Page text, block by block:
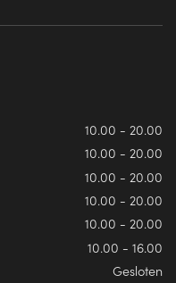
10.00 - 20.00
10.00 - 20.00
10.00 - 20.00
10.00 - 20.00
10.00 - 20.00
10.00 - 16.00
Gesloten